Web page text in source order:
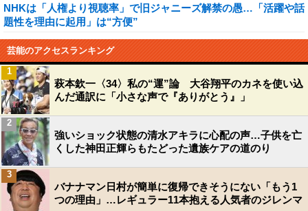
NHKは「人権より視聴率」で旧ジャニーズ解禁の愚…「活躍や話
題性を理由に起用」は“方便”
芸能のアクセスランキング
萩本欽一〈34〉私の“運”論 大谷翔平のカネを使い込
んだ通訳に「小さな声で『ありがとう』」
1
強いショック状態の清水アキラに心配の声…子供を亡
くした神田正輝らもたどった遺族ケアの道のり
2
バナナマン日村が簡単に復帰できそうにない「もう1
つの理由」…レギュラー11本抱える人気者のジレンマ
3